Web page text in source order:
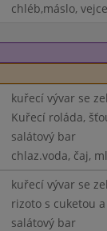
chléb,máslo,
kuřecí vývar se
Kuřecí roláda,
salátový bar
chlaz.voda, čaj,
kuřecí vývar se
rizoto s cuketou
salátový bar